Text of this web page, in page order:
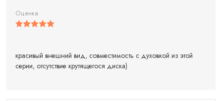
Оценка
красивый внешний вид, совместимость с духовкой из этой
серии, отсутствие крутящегося диска)